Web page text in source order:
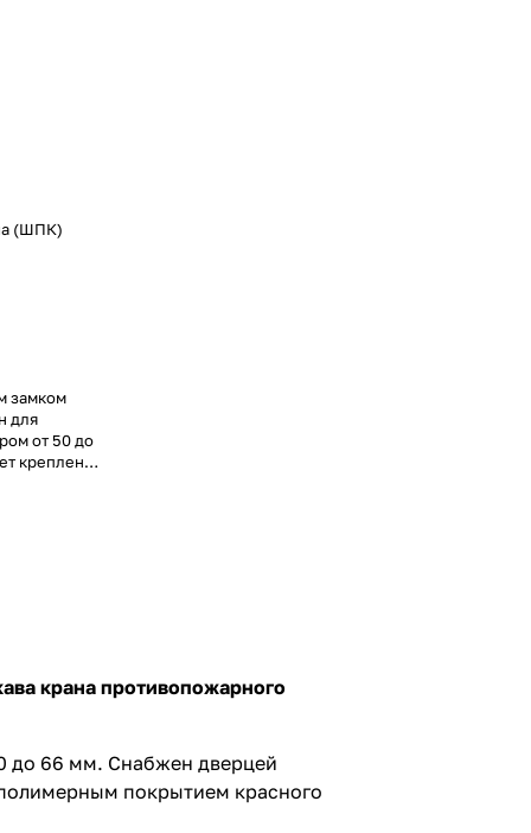
(ШПК)
замком
для
от 50 до
крепление
крана противопожарного
до 66 мм. Снабжен дверцей
покрытием красного